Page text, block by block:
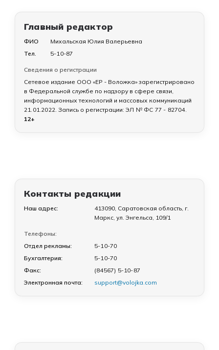
Главный редактор
ФИО
Михальская Юлия Валерьевна
Тел.
5-10-87
Сведения о регистрации
Сетевое издание ООО «ЕР - Воложка» зарегистрировано
в Федеральной службе по надзору в сфере связи,
информационных технологий и массовых коммуникаций
21.01.2022. Запись о регистрации: ЭЛ № ФС 77 - 82704.
12+
Контакты редакции
Наш адрес:
413090, Саратовская область, г.
Маркс, ул. Энгельса, 109/1
Телефоны:
Отдел рекламы:
5-10-70
Бухгалтерия:
5-10-70
Факс:
(84567) 5-10-87
Электронная почта:
support@volojka.com